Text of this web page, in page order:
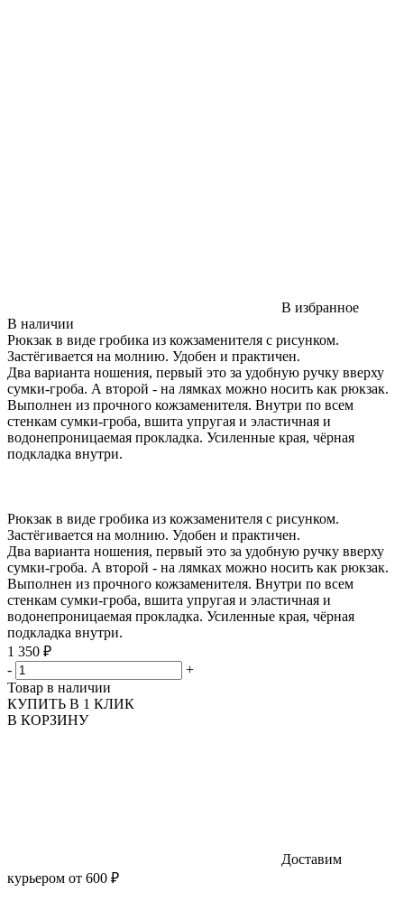
В избранное
В наличии
Рюкзак в виде гробика из кожзаменителя с рисунком.
Застёгивается на молнию. Удобен и практичен.
Два варианта ношения, первый это за удобную ручку вверху
сумки-гроба. А второй - на лямках можно носить как рюкзак.
Выполнен из прочного кожзаменителя. Внутри по всем
стенкам сумки-гроба, вшита упругая и эластичная и
водонепроницаемая прокладка. Усиленные края, чёрная
подкладка внутри.
Рюкзак в виде гробика из кожзаменителя с рисунком.
Застёгивается на молнию. Удобен и практичен.
Два варианта ношения, первый это за удобную ручку вверху
сумки-гроба. А второй - на лямках можно носить как рюкзак.
Выполнен из прочного кожзаменителя. Внутри по всем
стенкам сумки-гроба, вшита упругая и эластичная и
водонепроницаемая прокладка. Усиленные края, чёрная
подкладка внутри.
1 350 ₽
-
+
Товар в наличии
КУПИТЬ В 1 КЛИК
В КОРЗИНУ
Доставим
курьером от 600 ₽